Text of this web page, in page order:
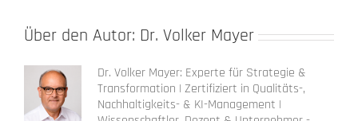
Über den Autor: Dr. Volker Mayer
Dr. Volker Mayer: Experte für Strategie &
Transformation | Zertifiziert in Qualitäts-,
Nachhaltigkeits- & KI-Management |